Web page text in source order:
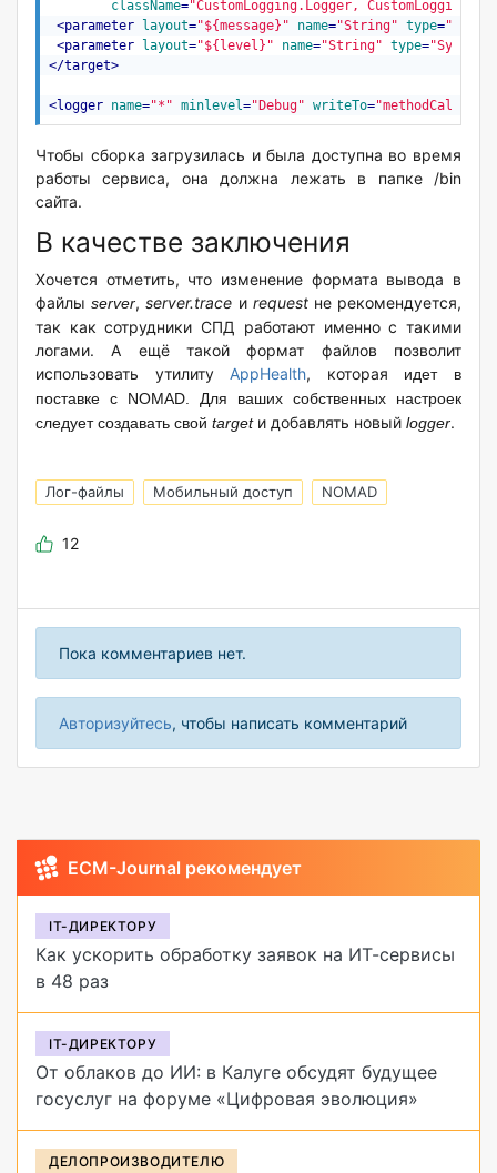
className="CustomLogging.Logger,
<parameter layout="${message}" name="String" type=
<parameter layout="${level}" name="String" type=
</target>
<logger name="*" minlevel="Debug" writeTo="methodCall"
Чтобы сборка загрузилась и была доступна во время
работы сервиса, она должна лежать в папке /bin
сайта.
В качестве заключения
Хочется отметить, что изменение формата вывода в
файлыserver,server.trace и request не рекомендуется,
так как сотрудники СПД работают именно с такими
логами. А ещё такой формат файлов позволит
использовать утилиту AppHealth, которая идет в
поставке с NOMAD . Для ваших собственных настроек
следует создавать свой target и добавлять новый logger.
Лог-файлы Мобильный доступ NOMAD
12
Пока комментариев нет.
Авторизуйтесь, чтобы написать комментарий
ECM-Journal рекомендует
IT-ДИРЕКТОРУ
Как ускорить обработку заявок на ИТ-сервисы
в 48 раз
IT-ДИРЕКТОРУ
От облаков до ИИ: в Калуге обсудят будущее
госуслуг на форуме «Цифровая эволюция»
ДЕЛОПРОИЗВОДИТЕЛЮ